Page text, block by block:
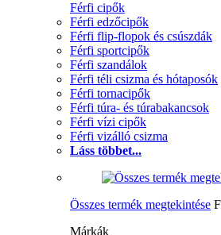
Férfi cipők
Férfi edzőcipők
Férfi flip-flopok és csúszdák
Férfi sportcipők
Férfi szandálok
Férfi téli csizma és hótaposók
Férfi tornacipők
Férfi túra- és túrabakancsok
Férfi vízi cipők
Férfi vizálló csizma
Láss többet...
Összes termék megtekintése
Márkák